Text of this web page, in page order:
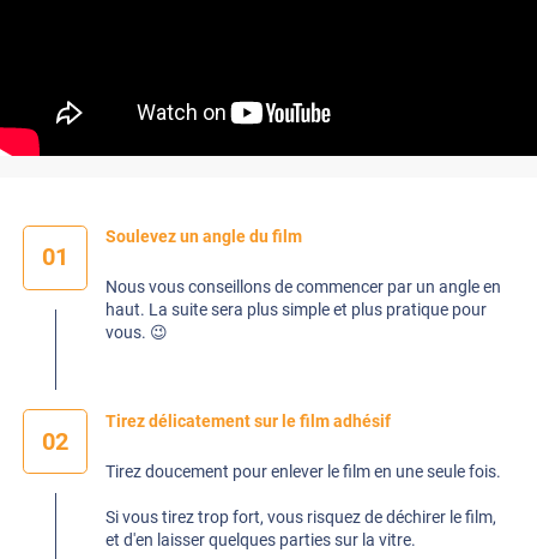
01
Soulevez un angle du film
Nous vous conseillons de commencer par un angle en
haut. La suite sera plus simple et plus pratique pour
vous. 😉
02
Tirez délicatement sur le film adhésif
Tirez doucement pour enlever le film en une seule fois.
Si vous tirez trop fort, vous risquez de déchirer le film,
et d'en laisser quelques parties sur la vitre.